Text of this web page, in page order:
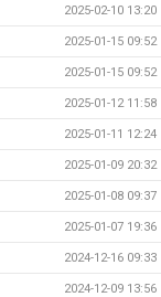
2025-02-10 13:20
2025-01-15 09:52
2025-01-15 09:52
2025-01-12 11:58
2025-01-11 12:24
2025-01-09 20:32
2025-01-08 09:37
2025-01-07 19:36
2024-12-16 09:33
2024-12-09 13:56